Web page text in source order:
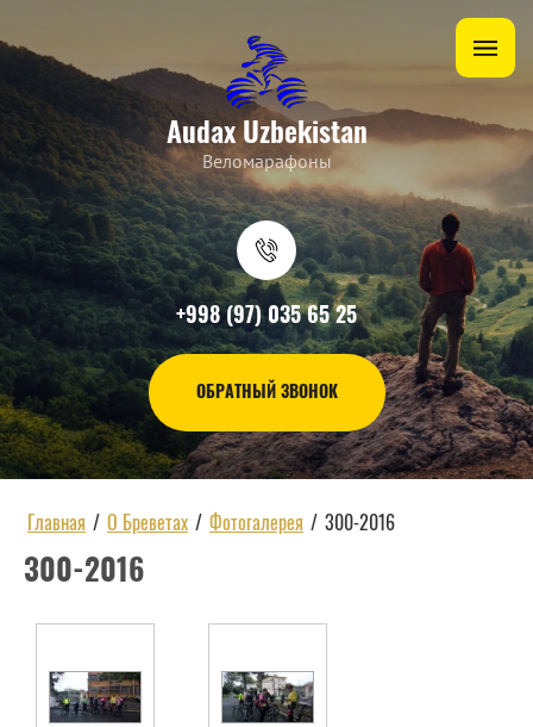
Audax Uzbekistan
Веломарафоны
+998 (97) 035 65 25
ОБРАТНЫЙ ЗВОНОК
Главная / О Бреветах / Фотогалерея / 300-2016
300-2016